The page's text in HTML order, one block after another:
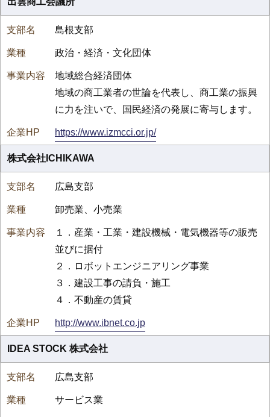
島根支部
政治・経済・文化団体
地域総合経済団体
地域の商工業者の世論を代表し、商工業の振興
に力を注いで、国民経済の発展に寄与します。
https://www.izmcci.or.jp/
株式会社ICHIKAWA
広島支部
卸売業、小売業
１．産業・工業・建設機械・電気機器等の販売
並びに据付
２．ロボットエンジニアリング事業
３．建設工事の請負・施工
４．不動産の賃貸
http://www.ibnet.co.jp
IDEA STOCK 株式会社
広島支部
サービス業